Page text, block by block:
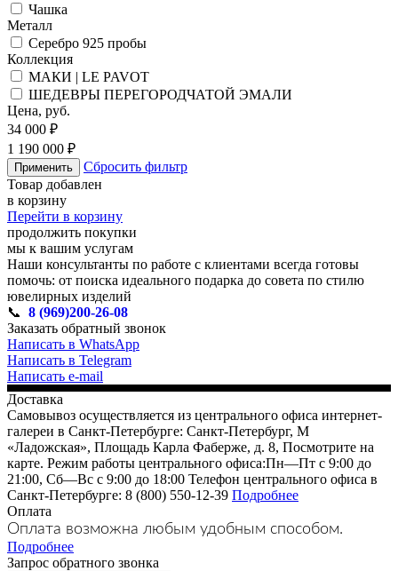
Чашка
Металл
Серебро 925 пробы
Коллекция
МАКИ | LE PAVOT
ШЕДЕВРЫ ПЕРЕГОРОДЧАТОЙ ЭМАЛИ
Цена, руб.
34 000 ₽
1 190 000 ₽
Применить
Сбросить фильтр
Товар добавлен
в корзину
Перейти в корзину
продолжить покупки
мы к вашим услугам
Наши консультанты по работе с клиентами всегда готовы
помочь: от поиска идеального подарка до совета по стилю
ювелирных изделий
📞 8 (969)200-26-08
Заказать обратный звонок
Написать в WhatsApp
Написать в Telegram
Написать e-mail
Доставка
Самовывоз осуществляется из центрального офиса интернет-
галереи в Санкт-Петербурге: Санкт-Петербург, М
«Ладожская», Площадь Карла Фаберже, д. 8, Посмотрите на
карте. Режим работы центрального офиса:Пн—Пт с 9:00 до
21:00, Сб—Вс с 9:00 до 18:00 Телефон центрального офиса в
Санкт-Петербурге: 8 (800) 550-12-39 Подробнее
Оплата
Оплата возможна любым удобным способом.
Подробнее
Запрос обратного звонка